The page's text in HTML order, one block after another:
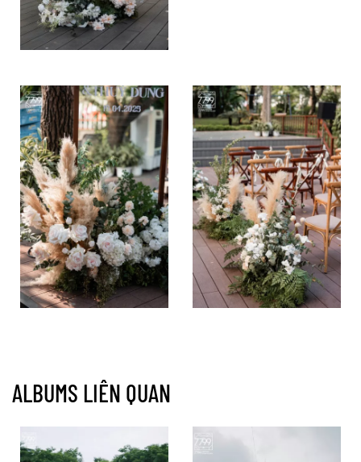
ALBUMS LIÊN QUAN